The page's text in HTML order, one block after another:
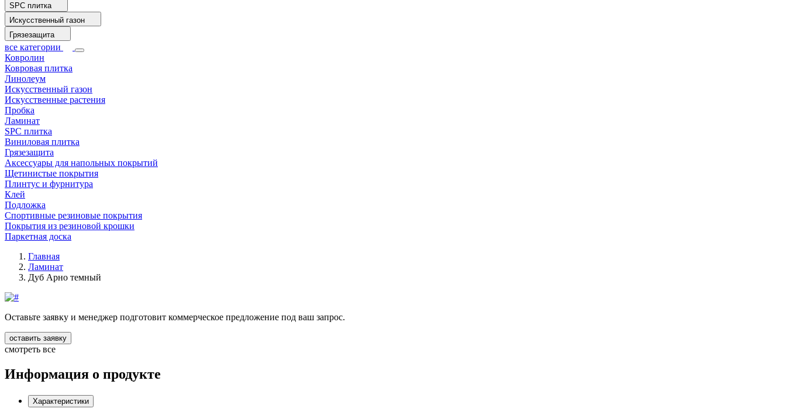
SPC плитка
Искусственный газон
Грязезащита
все категории
Ковролин
Ковровая плитка
Линолеум
Искусственный газон
Искусственные растения
Пробка
Ламинат
SPC плитка
Виниловая плитка
Грязезащита
Аксессуары для напольных покрытий
Щетинистые покрытия
Плинтус и фурнитура
Клей
Подложка
Спортивные резиновые покрытия
Покрытия из резиновой крошки
Паркетная доска
Главная
Ламинат
Дуб Арно темный
Оставьте заявку и менеджер подготовит коммерческое предложение под ваш запрос.
оставить заявку
смотреть все
Информация о продукте
Характеристики